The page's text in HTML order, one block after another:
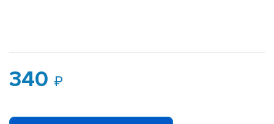
340